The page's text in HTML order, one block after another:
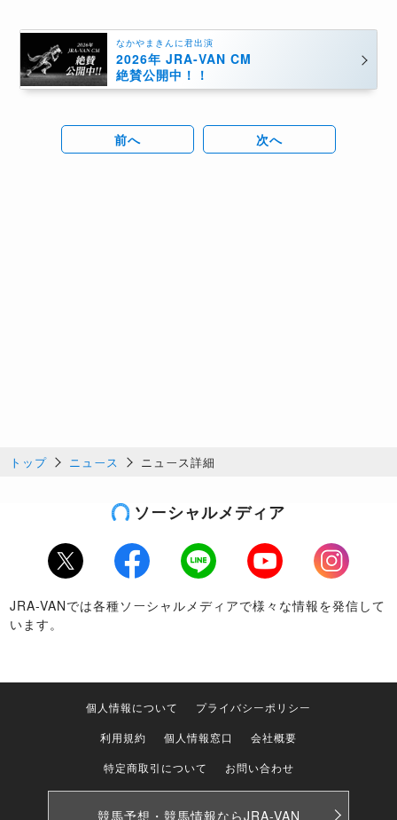
なかやまきんに君出演
2026年 JRA-VAN CM
絶賛公開中！！
前へ 次へ
トップ ニュース ニュース詳細
ソーシャルメディア
Twitter Facebook LINE Youtube
Instagram
JRA-VANでは各種ソーシャルメディアで様々な情報を発信して
います。
個人情報について
プライバシーポリシー
利用規約
個人情報窓口
会社概要
特定商取引について
お問い合わせ
競馬予想・競馬情報ならJRA-VAN